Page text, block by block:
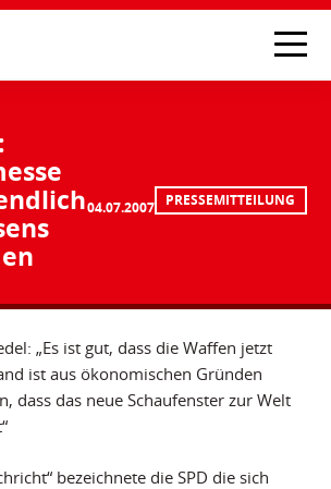
04.07.2007 PRESSEMITTEILUNG
„Es ist gut, dass die Waffen jetzt
ist aus ökonomischen Gründen
dass das neue Schaufenster zur Welt
bezeichnete die SPD die sich